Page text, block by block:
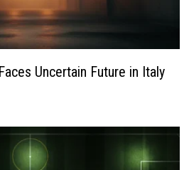
Uncertain Future in Italy